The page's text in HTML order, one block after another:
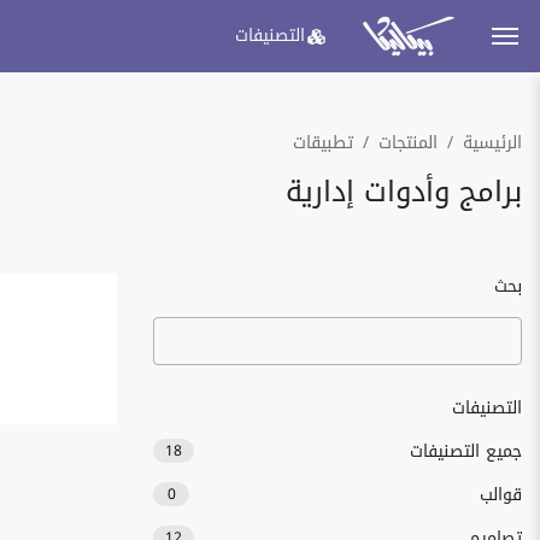
التصنيفات
الرئيسية المنتجات تطبيقات
برامج وأدوات إدارية
بحث
التصنيفات
جميع التصنيفات
18
قوالب 0